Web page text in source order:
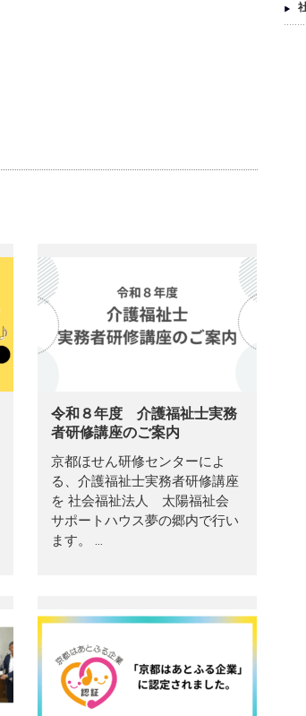
令和８年度 介護福祉士実務
者研修講座のご案内
京都ほせん研修センターによ
る、介護福祉士実務者研修講座
を 社会福祉法人 太陽福祉会
サポートハウス夢の郷内で行い
ます。 …